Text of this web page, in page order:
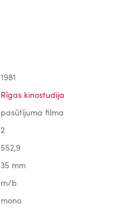
1981
Rīgas kinostudija
pasūtījuma filma
2
552,9
35 mm
m/b
mono